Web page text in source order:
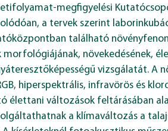
megfigyelési
a tervek szerint
található
növekedésének,
vizsgálatát. A
hiperspektrális, infravörös és
élettani változások feltárásában
a klímaváltozás a